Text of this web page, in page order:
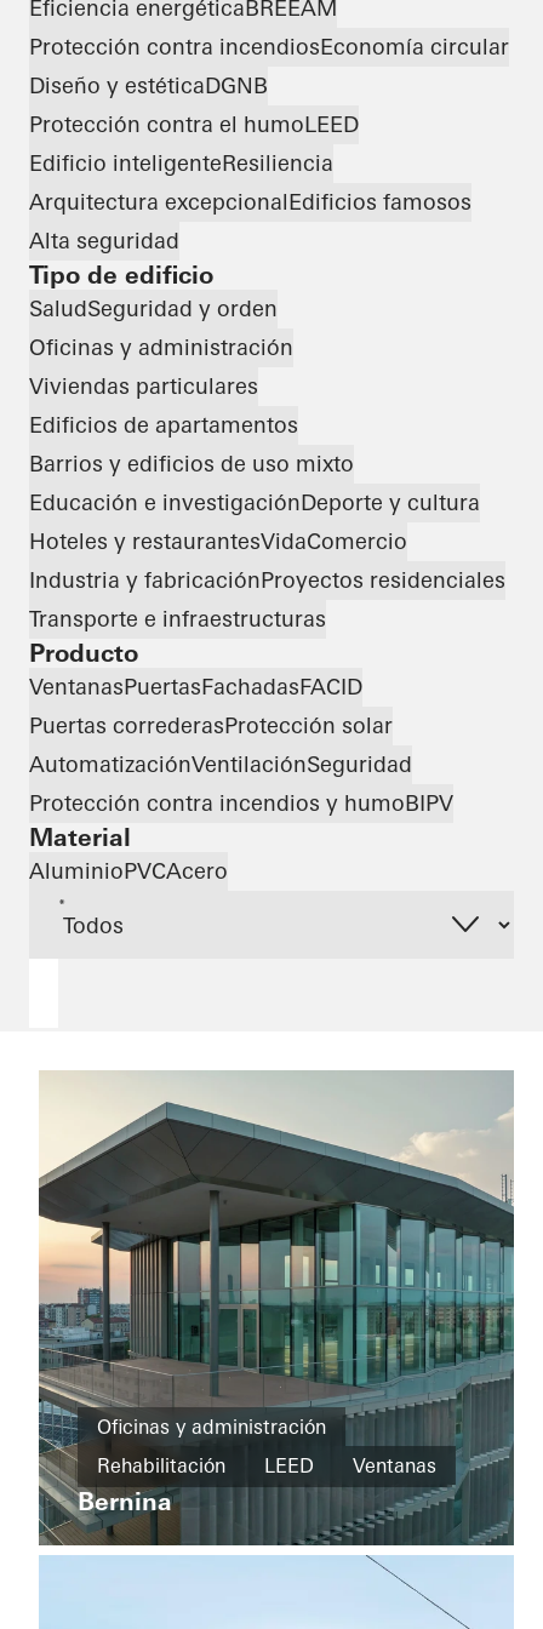
Eficiencia energéticaBREEAM
Protección contra incendiosEconomía circular
Diseño y estéticaDGNB
Protección contra el humoLEED
Edificio inteligenteResiliencia
Arquitectura excepcionalEdificios famosos
Alta seguridad
Tipo de edificio
SaludSeguridad y orden
Oficinas y administración
Viviendas particulares
Edificios de apartamentos
Barrios y edificios de uso mixto
Educación e investigaciónDeporte y cultura
Hoteles y restaurantesVidaComercio
Industria y fabricaciónProyectos residenciales
Transporte e infraestructuras
Producto
VentanasPuertasFachadasFACID
Puertas correderasProtección solar
AutomatizaciónVentilaciónSeguridad
Protección contra incendios y humoBIPV
Material
AluminioPVCAcero
*
Oficinas y
administración
Rehabilitación
Eficiencia
energética
Triebwerk
Neuaubing
Oficinas y administración
Rehabilitación
LEED
Ventanas
Fachadas
Bernina